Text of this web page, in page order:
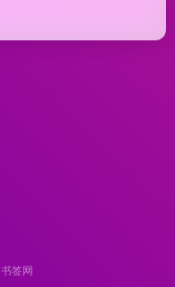
书签网